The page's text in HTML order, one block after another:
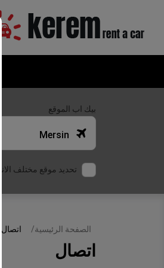
بيك اب الموقع
تحديد موقع مختلف
الصفحة الرئيسية اتصال
اتصال